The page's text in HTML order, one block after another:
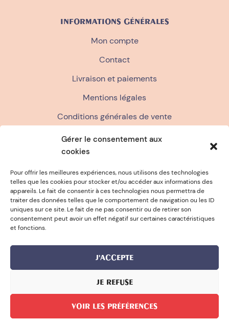
Gérer le consentement aux
cookies
Pour offrir les meilleures expériences, nous utilisons des technologies
telles que les cookies pour stocker et/ou accéder aux informations des
appareils. Le fait de consentir à ces technologies nous permettra de
traiter des données telles que le comportement de navigation ou les ID
uniques sur ce site. Le fait de ne pas consentir ou de retirer son
consentement peut avoir un effet négatif sur certaines caractéristiques
et fonctions.
J'ACCEPTE
JE REFUSE
VOIR LES PRÉFÉRENCES
INFORMATIONS GÉNÉRALES
Mon compte
Contact
Livraison et paiements
Mentions légales
Conditions générales de vente
Politique de confidentialité
Politique de cookies (UE)
ÉPONGE OFFERTE DÈS 15€ D'ACHAT
Réalisé par l'agence WooCommerce konfiture